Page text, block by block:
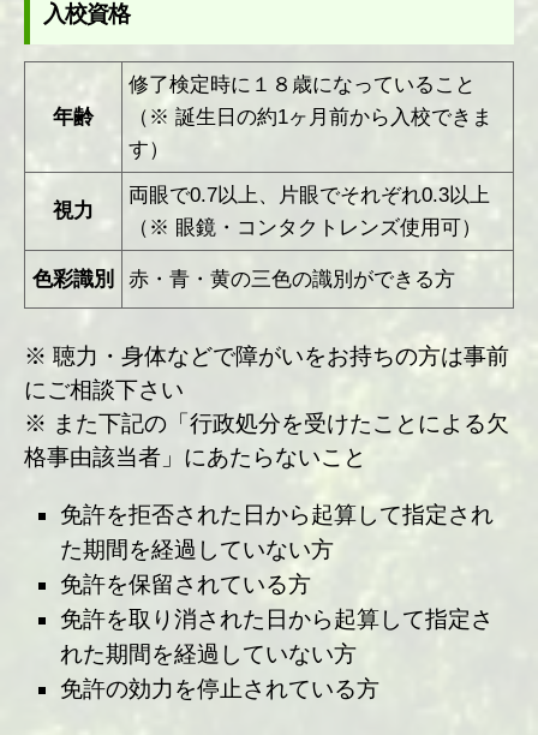
入校資格
年齢
修了検定時に１８歳になっていること
（※ 誕生日の約1ヶ月前から入校できま
す）
視力
両眼で0.7以上、片眼でそれぞれ0.3以上
（※ 眼鏡・コンタクトレンズ使用可）
色彩識別 赤・青・黄の三色の識別ができる方
※ 聴力・身体などで障がいをお持ちの方は事前
にご相談下さい
※ また下記の「行政処分を受けたことによる欠
格事由該当者」にあたらないこと
免許を拒否された日から起算して指定され
た期間を経過していない方
免許を保留されている方
免許を取り消された日から起算して指定さ
れた期間を経過していない方
免許の効力を停止されている方